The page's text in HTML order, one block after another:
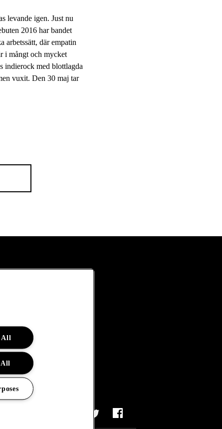
levande igen. Just nu
2016 har bandet
arbetssätt, där empatin
i mångt och mycket
indierock med blottlagda
vuxit. Den 30 maj tar
All